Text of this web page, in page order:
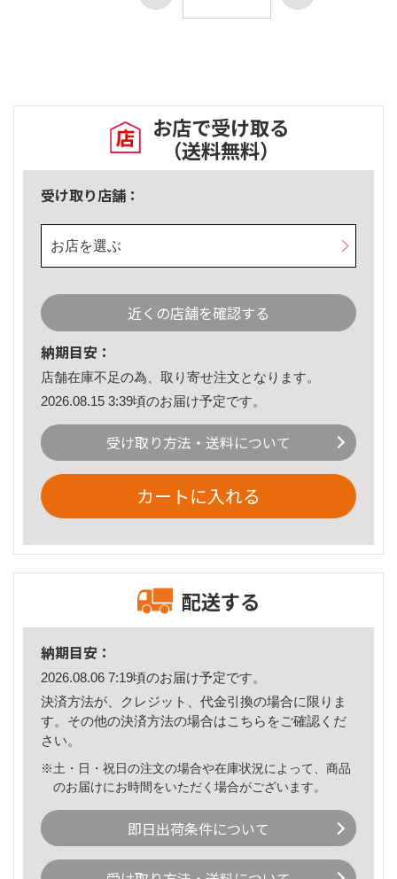
お店で受け取る
（送料無料）
受け取り店舗：
お店を選ぶ
近くの店舗を確認する
納期目安：
店舗在庫不足の為、取り寄せ注文となります。
2026.08.15 3:39頃のお届け予定です。
受け取り方法・送料について
カートに入れる
配送する
納期目安：
2026.08.06 7:19頃のお届け予定です。
決済方法が、クレジット、代金引換の場合に限りま
す。その他の決済方法の場合はこちら をご確認くだ
さい。
※土・日・祝日の注文の場合や在庫状況によって、商品
のお届けにお時間をいただく場合がございます。
即日出荷条件について